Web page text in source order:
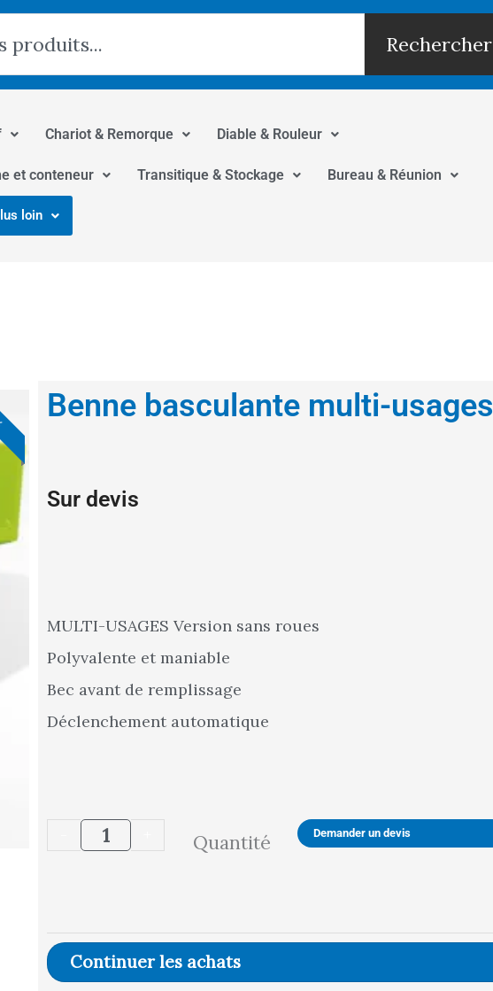
Rechercher
Chariot & Remorque Diable & Rouleur
et conteneur Transitique & Stockage Bureau & Réunion
loin
Benne basculante multi-usages
Sur devis
MULTI-USAGES Version sans roues
Polyvalente et maniable
Bec avant de remplissage
Déclenchement automatique
quantité
basculante
multi-
Quantité Demander un devis
Continuer les achats